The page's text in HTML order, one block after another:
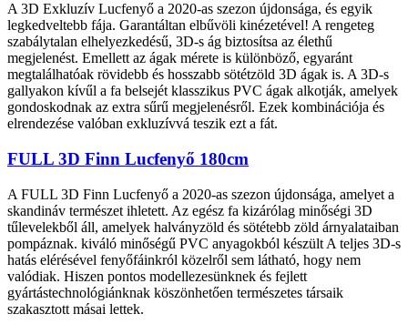
A 3D Exkluzív Lucfenyő a 2020-as szezon újdonsága, és egyik
legkedveltebb fája. Garantáltan elbűvöli kinézetével! A rengeteg
szabálytalan elhelyezkedésű, 3D-s ág biztosítsa az élethű
megjelenést. Emellett az ágak mérete is különböző, egyaránt
megtalálhatóak rövidebb és hosszabb sötétzöld 3D ágak is. A 3D-s
gallyakon kívűl a fa belsejét klasszikus PVC ágak alkotják, amelyek
gondoskodnak az extra sűrű megjelenésről. Ezek kombinációja és
elrendezése valóban exkluzívvá teszik ezt a fát.
FULL 3D Finn Lucfenyő 180cm
A FULL 3D Finn Lucfenyő a 2020-as szezon újdonsága, amelyet a
skandináv természet ihletett. Az egész fa kizárólag minőségi 3D
tűlevelekből áll, amelyek halványzöld és sötétebb zöld árnyalataiban
pompáznak. kiváló minőségű PVC anyagokból készült A teljes 3D-s
hatás elérésével fenyőfáinkról közelről sem látható, hogy nem
valódiak. Hiszen pontos modellezesünknek és fejlett
gyártástechnológiánknak köszönhetően természetes társaik
szakasztott másai lettek.